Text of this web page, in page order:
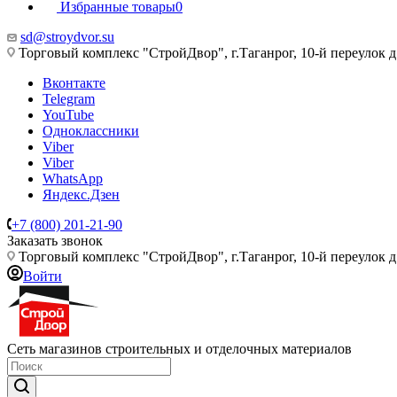
Избранные товары0
sd@stroydvor.su
Торговый комплекс "СтройДвор", г.Таганрог, 10-й переулок
Вконтакте
Telegram
YouTube
Одноклассники
Viber
Viber
WhatsApp
Яндекс.Дзен
+7 (800) 201-21-90
Заказать звонок
Торговый комплекс "СтройДвор", г.Таганрог, 10-й переулок
Войти
Сеть магазинов строительных и отделочных материалов